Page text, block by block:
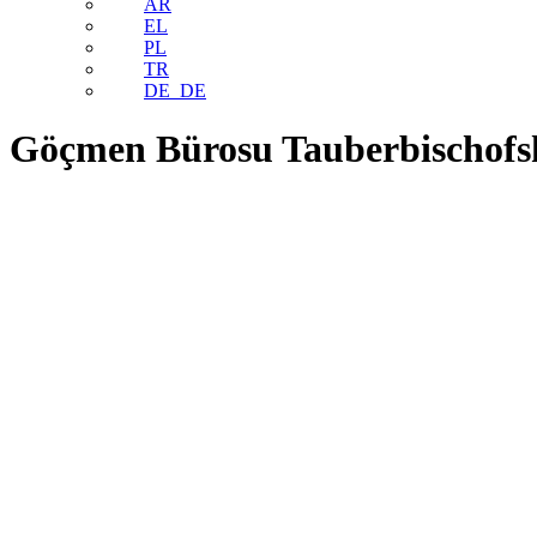
AR
EL
PL
TR
DE_DE
Göçmen Bürosu